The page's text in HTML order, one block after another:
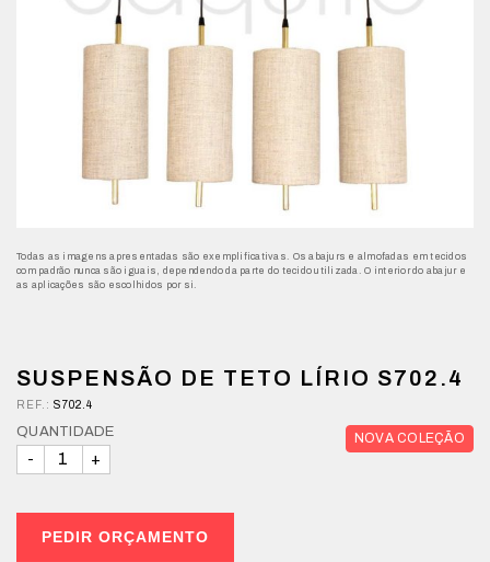
Todas as imagens apresentadas são exemplificativas. Os abajurs e almofadas em tecidos
com padrão nunca são iguais, dependendo da parte do tecido utilizada. O interior do abajur e
as aplicações são escolhidos por si.
SUSPENSÃO DE TETO LÍRIO S702.4
REF.: S702.4
NOVA COLEÇÃO
QUANTIDADE
PEDIR ORÇAMENTO